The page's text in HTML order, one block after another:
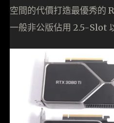
空間的代價打造最優秀的
一般非公版佔用 2.5-Slot